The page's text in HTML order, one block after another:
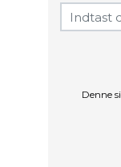
Denne